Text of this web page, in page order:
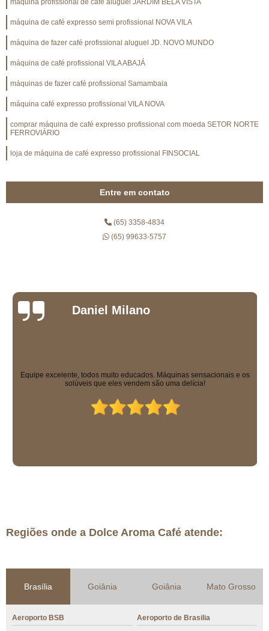
máquina profissional de café aluguel JARDIM BELA VISTA
máquina de café expresso semi profissional NOVA VILA
máquina de fazer café profissional aluguel JD. NOVO MUNDO
máquina de café profissional VILA ABAJÁ
máquinas de fazer café profissional Samambaia
máquina café expresso profissional VILA NOVA
comprar máquina de café expresso profissional com moeda SETOR NORTE
FERROVIÁRIO
loja de máquina de café expresso profissional FINSOCIAL
Entre em contato
(65) 3358-4834
(65) 99633-5757
Daniel Milano
Equipe excelente, todos muito educados. Máquinas sensacionais e os
solúveis que eles vendem são uma delícia!
Regiões onde a Dolce Aroma Café atende:
Brasília Goiânia Goiânia Mato Grosso
Aeroporto BSB Aeroporto de Brasilia